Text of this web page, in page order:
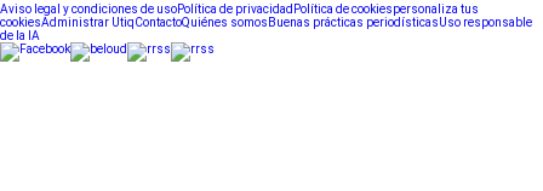
Aviso legal y condiciones de usoPolítica de privacidad Política de cookiespersonaliza tus
cookiesAdministrar UtiqContactoQuiénes somos Buenas prácticas periodísticasUso responsable
de la IA